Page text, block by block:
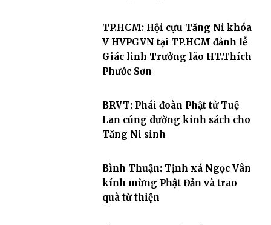
TP.HCM: Hội cựu Tăng Ni khóa
V HVPGVN tại TP.HCM đảnh lễ
Giác linh Trưởng lão HT.Thích
Phước Sơn
BRVT: Phái đoàn Phật tử Tuệ
Lan cúng dường kinh sách cho
Tăng Ni sinh
Bình Thuận: Tịnh xá Ngọc Vân
kính mừng Phật Đản và trao
quà từ thiện